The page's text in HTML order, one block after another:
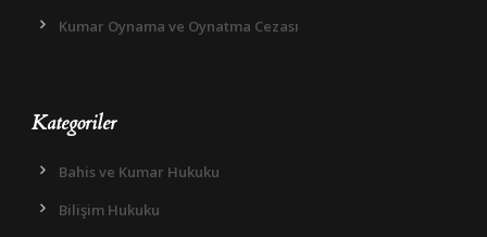
Kumar Oynama ve Oynatma Cezası
Kategoriler
Bahis ve Kumar Hukuku
Bilişim Hukuku